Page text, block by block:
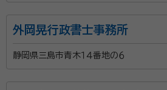
外岡晃行政書士事務所
静岡県三島市青木１４番地の６